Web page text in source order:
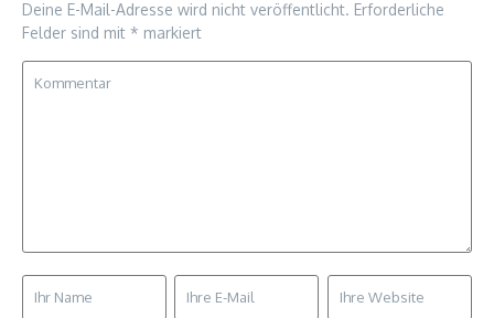
Deine E-Mail-Adresse wird nicht veröffentlicht. Erforderliche
Felder sind mit * markiert